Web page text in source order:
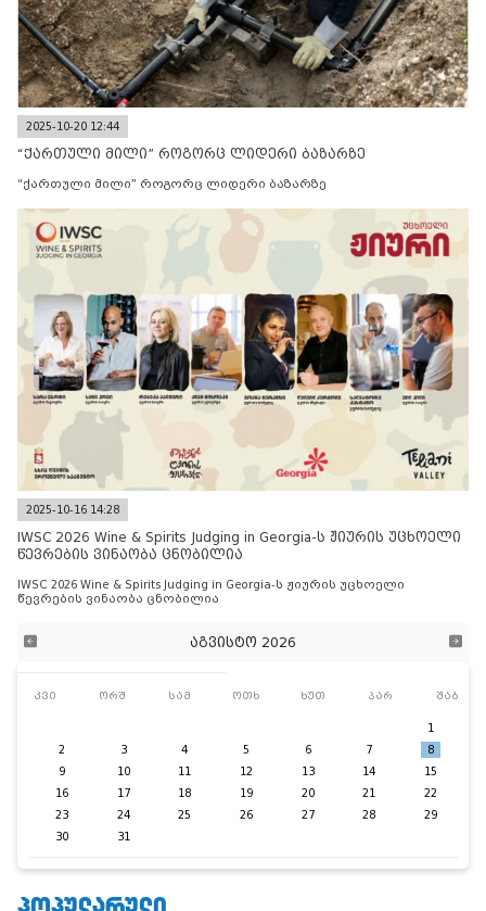
2025-10-20 12:44
“ქართული მილი” როგორც ლიდერი ბაზარზე
“ქართული მილი” როგორც ლიდერი ბაზარზე
2025-10-16 14:28
IWSC 2026 Wine & Spirits Judging in Georgia-ს ჟიურის უცხოელი
წევრების ვინაობა ცნობილია
IWSC 2026 Wine & Spirits Judging in Georgia-ს ჟიურის უცხოელი
წევრების ვინაობა ცნობილია
აგვისტო 2026
კვი ორშ სამ ოთხ ხუთ პარ შაბ
1
2
3 4 5 6 7
8
9
10 11 12 13 14
15
16
17 18 19 20 21
22
23
24 25 26 27 28
29
30
31
ᲞᲝᲞᲣᲚᲐᲠᲣᲚᲘ